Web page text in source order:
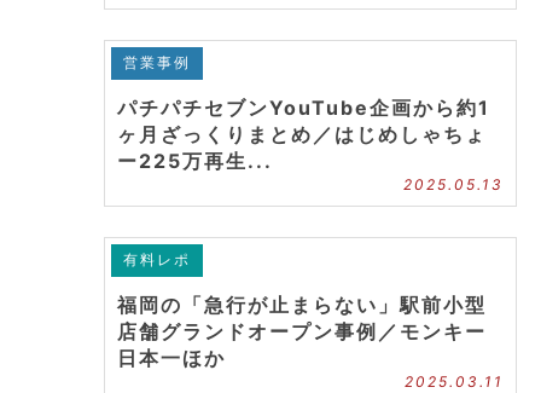
営業事例
パチパチセブンYouTube企画から約1
ヶ月ざっくりまとめ／はじめしゃちょ
ー225万再生...
2025.05.13
有料レポ
福岡の「急行が止まらない」駅前小型
店舗グランドオープン事例／モンキー
日本一ほか
2025.03.11